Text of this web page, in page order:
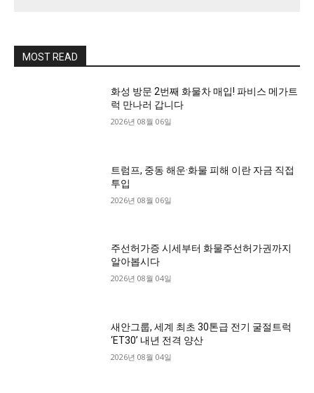
MOST READ
화성 방문 2번째 화물차 매입! 파비스 메가트
럭 만나러 갑니다
2026년 08월 06일
트럼프, 중동 해운·화물 피해 이란 자금 직접
투입
2026년 08월 06일
주선허가증 시세부터 화물주선허가권까지
알아봅시다
2026년 08월 04일
새안그룹, 세계 최초 30톤급 전기 굴절트럭
‘ET30’ 내년 전격 양산
2026년 08월 04일